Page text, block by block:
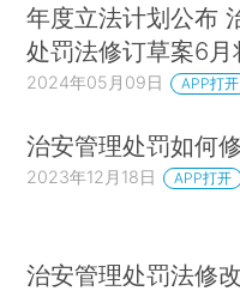
年度立法计划公布
处罚法修订草案6月
2024年05月09日 APP打开
治安管理处罚如何
2023年12月18日 APP打开
治安管理处罚法修